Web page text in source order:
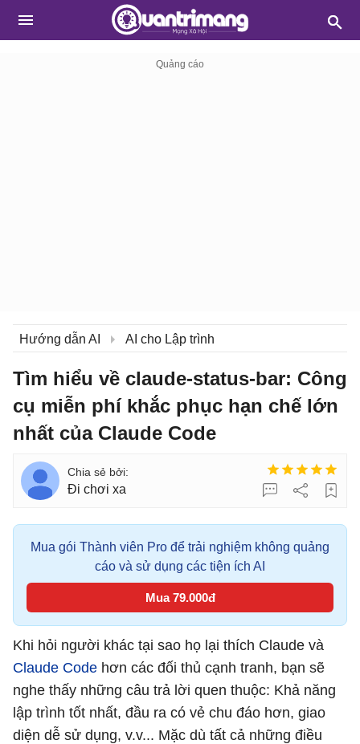
Hướng dẫn AI AI cho Lập trình
Tìm hiểu về claude-status-bar: Công
cụ miễn phí khắc phục hạn chế lớn
nhất của Claude Code
Đi chơi xa
Mua gói Thành viên Pro để trải nghiệm không quảng
cáo và sử dụng các tiện ích AI
Mua 79.000đ
Khi hỏi người khác tại sao họ lại thích Claude và
Claude Code hơn các đối thủ cạnh tranh, bạn sẽ
nghe thấy những câu trả lời quen thuộc: Khả năng
lập trình tốt nhất, đầu ra có vẻ chu đáo hơn, giao
diện dễ sử dụng, v.v... Mặc dù tất cả những điều